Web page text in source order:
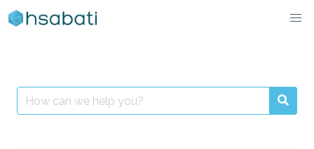
Skip
to
Search
for: